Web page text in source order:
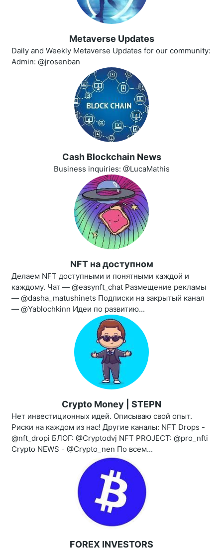
Metaverse Updates
Daily and Weekly Metaverse Updates for our community:
Admin: @jrosenban
Cash Blockchain News
Business inquiries: @LucaMathis
NFT на доступном
Делаем NFT доступными и понятными каждой и
каждому. Чат — @easynft_chat Размещение рекламы
— @dasha_matushinets Подписки на закрытый канал
— @Yablochkinn Идеи по развитию...
Crypto Money | STEPN
Нет инвестиционных идей. Описываю свой опыт.
Риски на каждом из нас! Другие каналы: NFT Drops -
@nft_dropi БЛОГ: @Cryptodvj NFT PROJECT: @pro_nfti
Crypto NEWS - @Crypto_nen По всем...
FOREX INVESTORS